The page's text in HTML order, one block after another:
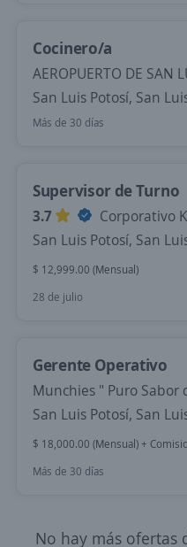
Cocinero/a
AEROPUERTO DE SAN
San Luis Potosí, San
Más de 30 días
Supervisor de Turno
3.7
Corporativo
San Luis Potosí, San
$ 12,999.00 (Mensual)
28 de julio
Gerente Operativo
Munchies " Puro Sabor
San Luis Potosí, San
$ 18,000.00 (Mensual) +
Más de 30 días
No hay más ofertas